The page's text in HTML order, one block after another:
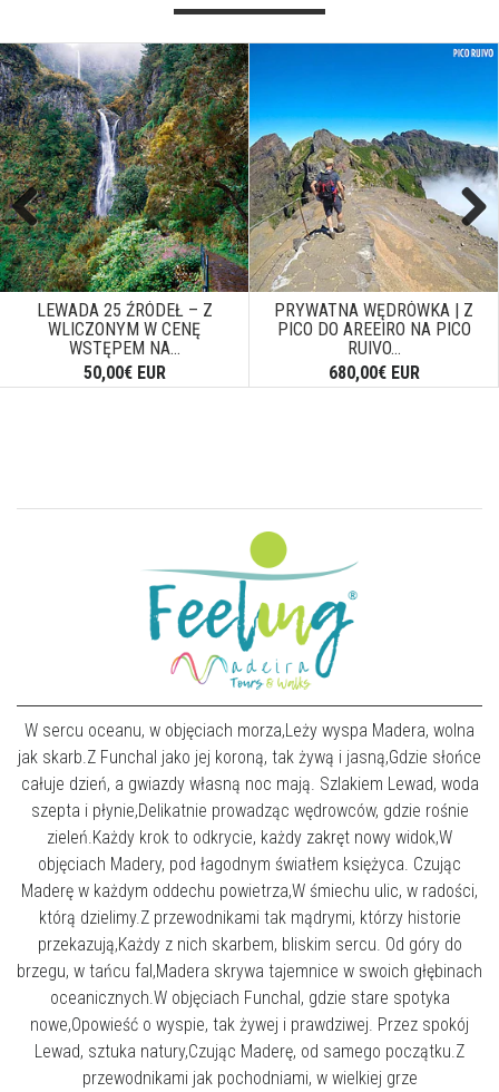
LEWADA 25 ŹRÓDEŁ – Z
WLICZONYM W CENĘ
WSTĘPEM NA...
50,00€ EUR
PRYWATNA WĘDRÓWKA | Z
PICO DO AREEIRO NA PICO
RUIVO...
680,00€ EUR
Previous Next
W sercu oceanu, w objęciach morza,Leży wyspa Madera, wolna
jak skarb.Z Funchal jako jej koroną, tak żywą i jasną,Gdzie słońce
całuje dzień, a gwiazdy własną noc mają. Szlakiem Lewad, woda
szepta i płynie,Delikatnie prowadząc wędrowców, gdzie rośnie
zieleń.Każdy krok to odkrycie, każdy zakręt nowy widok,W
objęciach Madery, pod łagodnym światłem księżyca. Czując
Maderę w każdym oddechu powietrza,W śmiechu ulic, w radości,
którą dzielimy.Z przewodnikami tak mądrymi, którzy historie
przekazują,Każdy z nich skarbem, bliskim sercu. Od góry do
brzegu, w tańcu fal,Madera skrywa tajemnice w swoich głębinach
oceanicznych.W objęciach Funchal, gdzie stare spotyka
nowe,Opowieść o wyspie, tak żywej i prawdziwej. Przez spokój
Lewad, sztuka natury,Czując Maderę, od samego początku.Z
przewodnikami jak pochodniami, w wielkiej grze